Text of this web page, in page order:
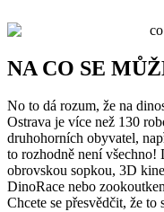
NA CO SE
No to dá rozum, že na
Ostrava je více než 130
druhohorních obyvatel,
to rozhodně není všechno!
obrovskou sopkou, 3D
DinoRace nebo
Chcete se přesvědčit, že